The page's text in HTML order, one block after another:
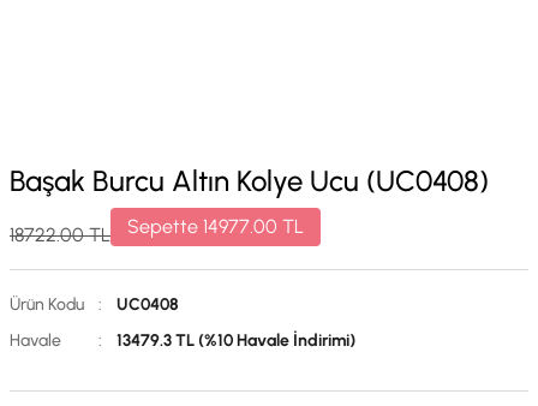
Başak Burcu Altın Kolye Ucu (UC0408)
18722.00TL Sepette 14977.00 TL
Ürün Kodu :
UC0408
Havale
: 13479.3 TL (%10 Havale İndirimi)